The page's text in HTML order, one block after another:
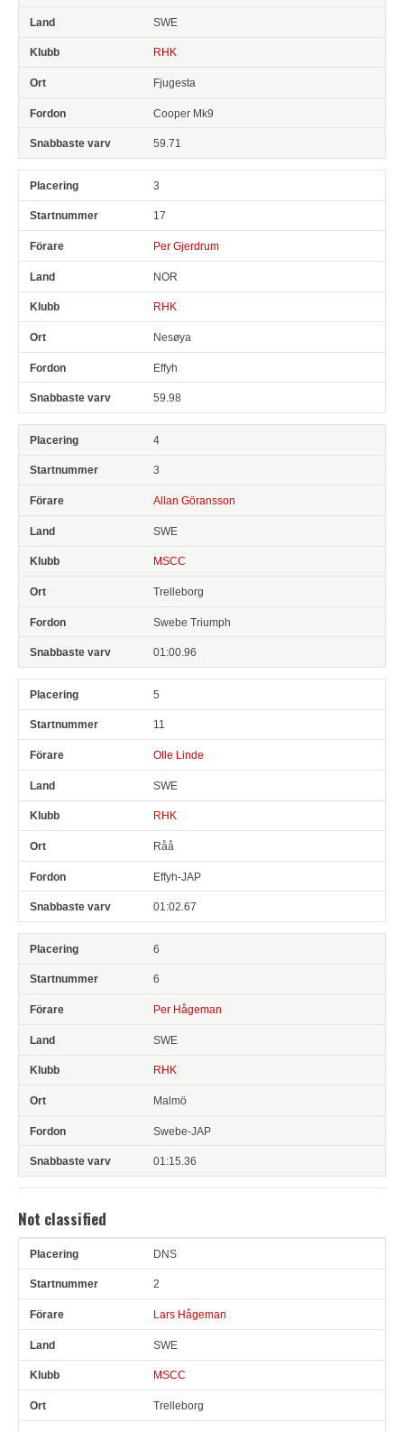
SWE
RHK
Fjugesta
Cooper Mk9
59.71
3
17
Per Gjerdrum
NOR
RHK
Nesøya
Effyh
59.98
4
3
Allan Göransson
SWE
MSCC
Trelleborg
Swebe Triumph
01:00.96
5
11
Olle Linde
SWE
RHK
Råå
Effyh-JAP
01:02.67
6
6
Per Hågeman
SWE
RHK
Malmö
Swebe-JAP
01:15.36
Not classified
Pl Snr Land
DNS
2
Lars Hågeman
SWE
MSCC
Trelleborg